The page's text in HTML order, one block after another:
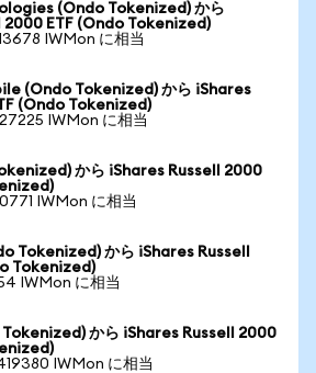
(Ondo Tokenized) から
2000 ETF (Ondo Tokenized)
IWMon に相当
(Ondo Tokenized) から iShares
(Ondo Tokenized)
IWMon に相当
から iShares Russell 2000
IWMon に相当
Tokenized) から iShares Russell
Tokenized)
IWMon に相当
から iShares Russell 2000
IWMon に相当